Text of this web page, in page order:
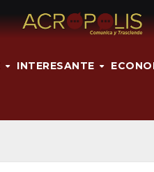
INTERESANTE